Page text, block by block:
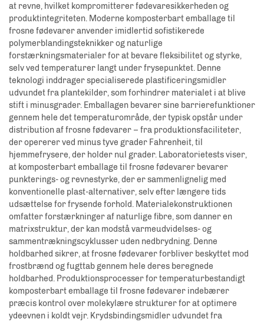
at revne, hvilket kompromitterer fødevaresikkerheden og
produktintegriteten. Moderne komposterbart emballage til
frosne fødevarer anvender imidlertid sofistikerede
polymerblandingsteknikker og naturlige
forstærkningsmaterialer for at bevare fleksibilitet og styrke,
selv ved temperaturer langt under frysepunktet. Denne
teknologi inddrager specialiserede plastificeringsmidler
udvundet fra plantekilder, som forhindrer materialet i at blive
stift i minusgrader. Emballagen bevarer sine barrierefunktioner
gennem hele det temperaturområde, der typisk opstår under
distribution af frosne fødevarer – fra produktionsfaciliteter,
der opererer ved minus tyve grader Fahrenheit, til
hjemmefrysere, der holder nul grader. Laboratorietests viser,
at komposterbart emballage til frosne fødevarer bevarer
punkterings- og revnestyrke, der er sammenlignelig med
konventionelle plast-alternativer, selv efter længere tids
udsættelse for frysende forhold. Materialekonstruktionen
omfatter forstærkninger af naturlige fibre, som danner en
matrixstruktur, der kan modstå varmeudvidelses- og
sammentrækningscyklusser uden nedbrydning. Denne
holdbarhed sikrer, at frosne fødevarer forbliver beskyttet mod
frostbrænd og fugttab gennem hele deres beregnede
holdbarhed. Produktionsprocesser for temperaturbestandigt
komposterbart emballage til frosne fødevarer indebærer
præcis kontrol over molekylære strukturer for at optimere
ydeevnen i koldt vejr. Krydsbindingsmidler udvundet fra